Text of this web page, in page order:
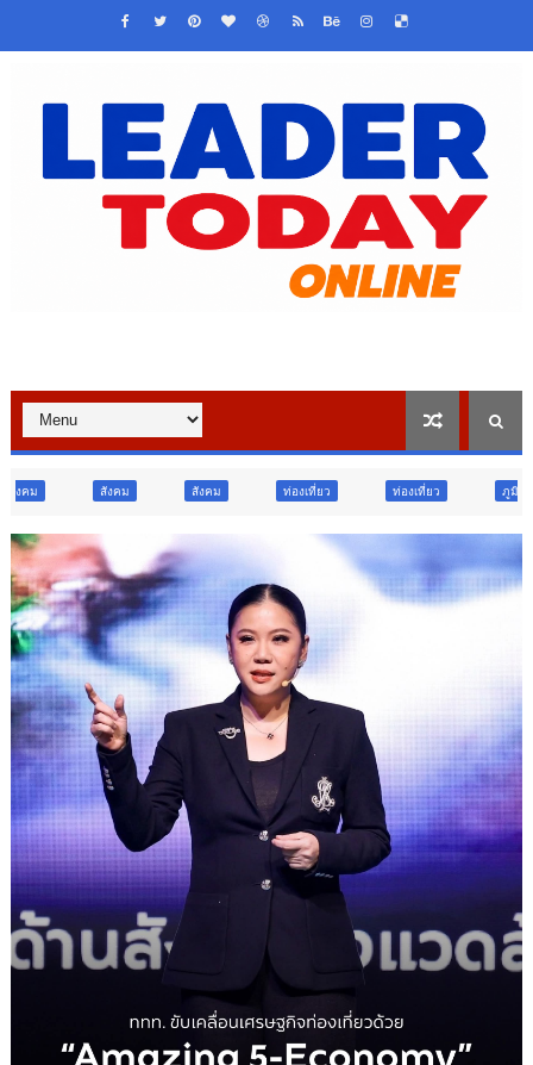
ท่องเที่ยว ท่องเที่ยว ภูมิภาค สังคม